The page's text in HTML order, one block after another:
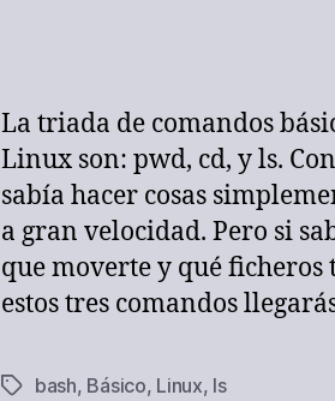
La triada de comandos
Linux son: pwd, cd, y ls.
sabía hacer cosas
a gran velocidad. Pero si
que moverte y qué ficheros
estos tres comandos
Etiquetas
bash, Básico, Linux, ls